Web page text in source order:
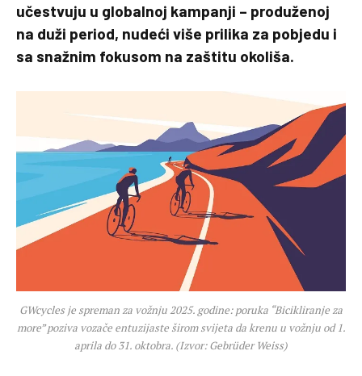
učestvuju u globalnoj kampanji – produženoj
na duži period, nudeći više prilika za pobjedu i
sa snažnim fokusom na zaštitu okoliša.
GWcycles je spreman za vožnju 2025. godine: poruka “Bicikliranje za
more” poziva vozače entuzijaste širom svijeta da krenu u vožnju od 1.
aprila do 31. oktobra. (Izvor: Gebrüder Weiss)